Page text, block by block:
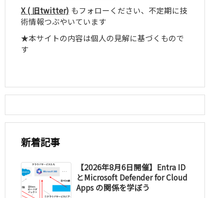
X ( 旧twitter) もフォローください、不定期に技
術情報つぶやいています
★本サイトの内容は個人の見解に基づくもので
す
新着記事
【2026年8月6日開催】Entra ID
とMicrosoft Defender for Cloud
Apps の関係を学ぼう